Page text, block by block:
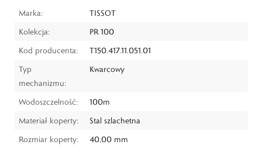
Marka:
TISSOT
Kolekcja:
PR 100
Kod producenta:
T150.417.11.051.01
Typ
mechanizmu:
Kwarcowy
Wodoszczelność:
100m
Materiał koperty:
Stal szlachetna
Rozmiar koperty:
40,00 mm